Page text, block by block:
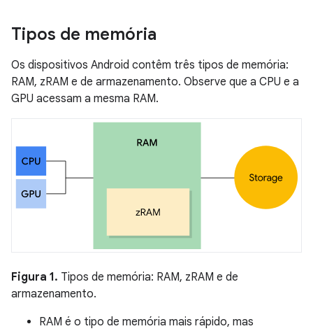
Tipos de memória
Os dispositivos Android contêm três tipos de memória:
RAM, zRAM e de armazenamento. Observe que a CPU e a
GPU acessam a mesma RAM.
Figura 1. Tipos de memória: RAM, zRAM e de
armazenamento.
RAM é o tipo de memória mais rápido, mas